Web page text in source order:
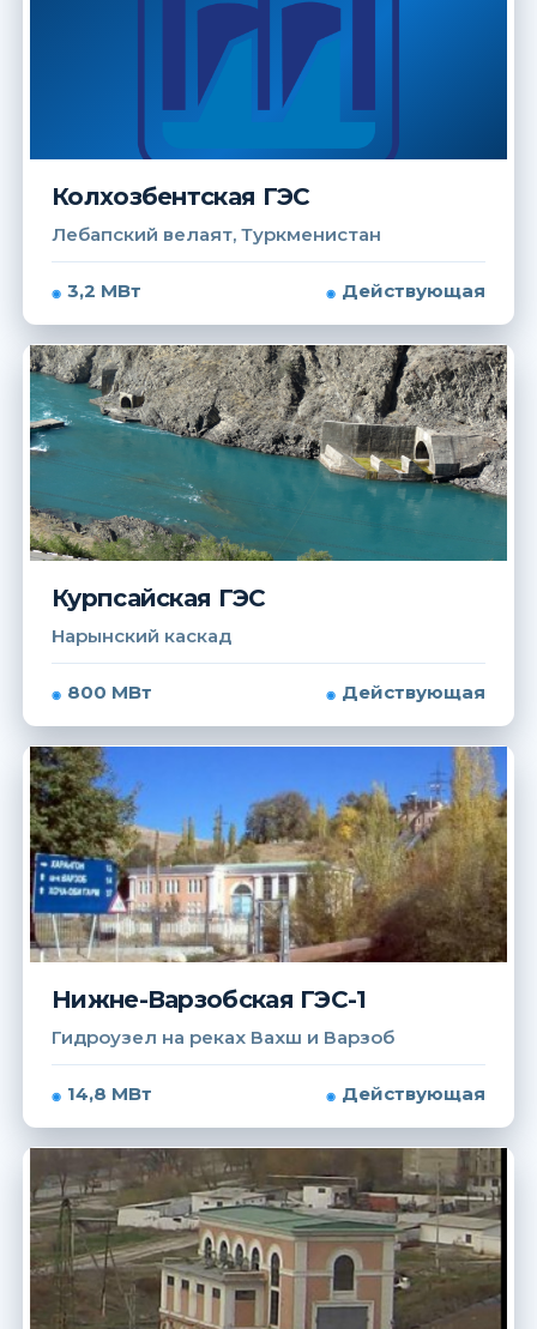
Колхозбентская ГЭС
Лебапский велаят, Туркменистан
3,2 МВт Действующая
Курпсайская ГЭС
Нарынский каскад
800 МВт Действующая
Нижне-Варзобская ГЭС-1
Гидроузел на реках Вахш и Варзоб
14,8 МВт Действующая